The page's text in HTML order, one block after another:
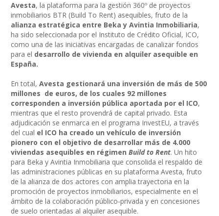
Avesta, la plataforma para la gestión 360º de proyectos
inmobiliarios BTR (Build To Rent) asequibles, fruto de la
alianza estratégica entre Beka y Avintia Inmobiliaria,
ha sido seleccionada por el Instituto de Crédito Oficial, ICO,
como una de las iniciativas encargadas de canalizar fondos
para el desarrollo de vivienda en alquiler asequible en
España.
En total,Avesta gestionará una inversión de más de 500
millones de euros, de los cuales 92 millones
corresponden a inversión pública aportada por el ICO,
mientras que el resto provendrá de capital privado. Esta
adjudicación se enmarca en el programa InvestEU, a través
del cual el ICO ha creado un vehículo de inversión
pionero con el objetivo de desarrollar más de 4.000
viviendas asequibles en régimenBuild to Rent. Un hito
para Beka y Avintia Inmobiliaria que consolida el respaldo de
las administraciones públicas en su plataforma Avesta, fruto
de la alianza de dos actores con amplia trayectoria en la
promoción de proyectos inmobiliarios, especialmente en el
ámbito de la colaboración público-privada y en concesiones
de suelo orientadas al alquiler asequible.